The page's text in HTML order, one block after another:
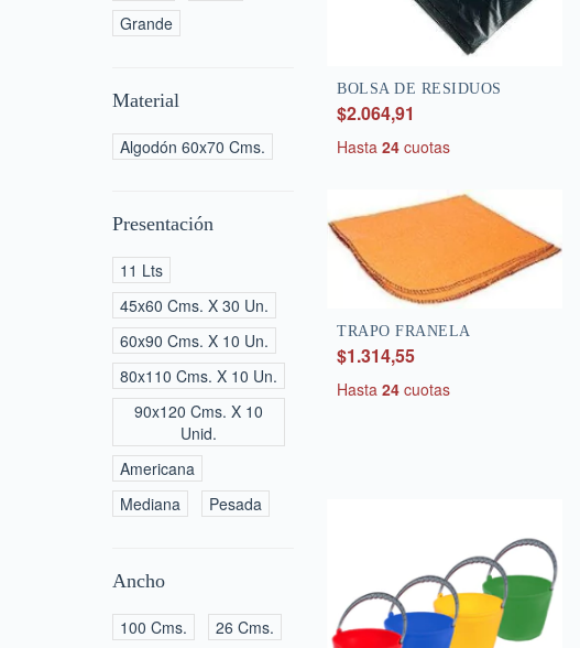
Grande
Material
Algodón 60x70 Cms.
Presentación
11 Lts
45x60 Cms. X 30 Un.
60x90 Cms. X 10 Un.
80x110 Cms. X 10 Un.
90x120 Cms. X 10
Unid.
Americana
Mediana
Pesada
Ancho
100 Cms.
26 Cms.
BOLSA DE RESIDUOS
$2.064,91
Hasta 24 cuotas
TRAPO FRANELA
$1.314,55
Hasta 24 cuotas